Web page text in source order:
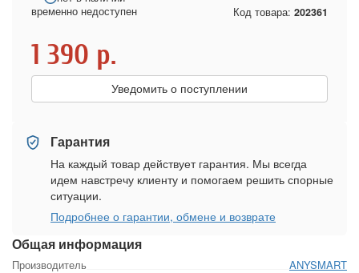
Общая информация
Производитель
ANYSMART
временно недоступен
Код товара: 202361
1 390 р.
Уведомить о поступлении
Гарантия
На каждый товар действует гарантия. Мы всегда
идем навстречу клиенту и помогаем решить спорные
ситуации.
Подробнее о гарантии, обмене и возврате